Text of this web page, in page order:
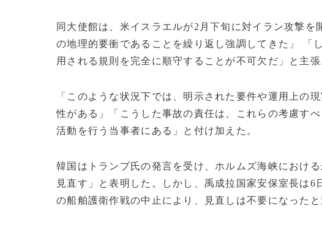
同大使館は、米イスラエルが2月下旬に対イラン攻撃
の地理的要衝であることを繰り返し強調してきた」 「
用される規則を完全に順守することが不可欠だ」と主張
「このような状況下では、明示された要件や運用上の
性がある」「こうした事故の責任は、これらの考慮す
活動を行う当事者にある」と付け加えた。
韓国はトランプ氏の発言を受け、ホルムズ海峡におけ
見直す」と表明した。しかし、禹成拉国家安保室長は
の船舶護衛作戦の中止により、見直しは不要になった